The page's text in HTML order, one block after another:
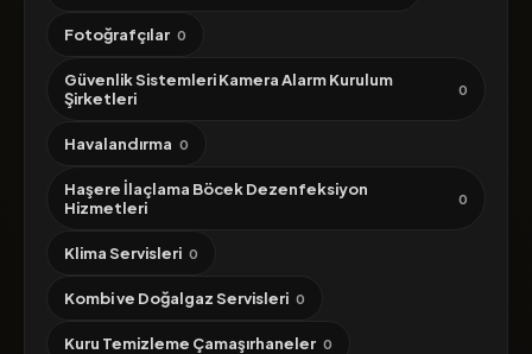
Fotoğrafçılar 0
Güvenlik Sistemleri Kamera Alarm Kurulum
Şirketleri
0
Havalandırma 0
Haşere İlaçlama Böcek Dezenfeksiyon
Hizmetleri
0
Klima Servisleri 0
Kombi ve Doğalgaz Servisleri 0
Kuru Temizleme Çamaşırhaneler 0